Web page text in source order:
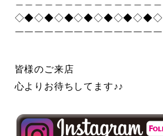
◇◆◇◆◇◆◇◆◇◆◇◆◇◆◇
￣￣￣￣￣￣￣￣￣￣￣￣￣￣￣
皆様のご来店
心よりお待ちしてます♪♪